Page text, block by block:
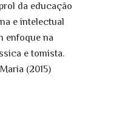
da educação
e intelectual
enfoque na
e tomista.
(2015)